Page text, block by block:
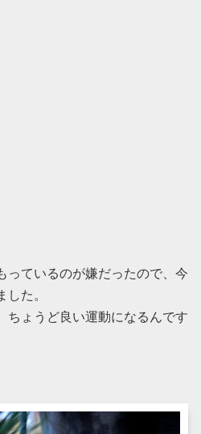
っているのが嫌だったので、今
た。
ちょうど良い運動になるんです